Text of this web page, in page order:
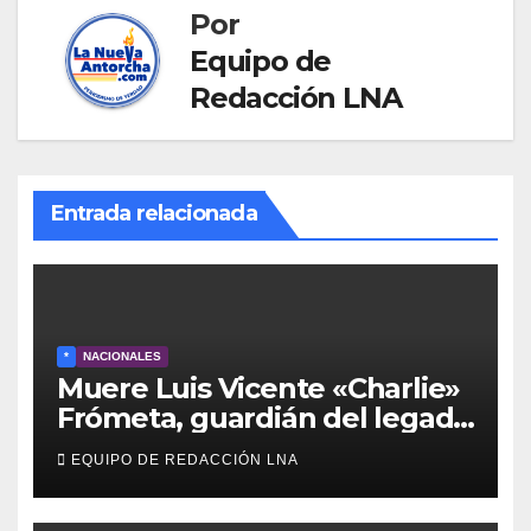
Por
Equipo de
Redacción LNA
Entrada relacionada
* NACIONALES
Muere Luis Vicente «Charlie»
Frómeta, guardián del legado
musical de la Billo’s Caracas
Boys
EQUIPO DE REDACCIÓN LNA